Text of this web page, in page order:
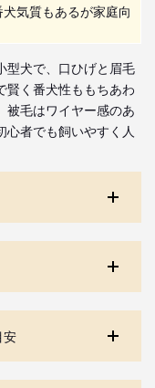
気質もあるが家庭向
型犬で、口ひげと眉毛
賢く番犬性ももちあわ
被毛はワイヤー感のあ
者でも飼いやすく人
安